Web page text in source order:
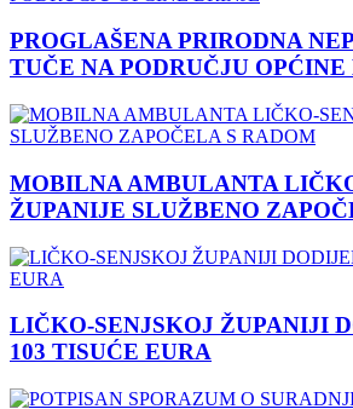
PROGLAŠENA PRIRODNA
TUČE NA PODRUČJU OPĆINE
MOBILNA AMBULANTA
ŽUPANIJE SLUŽBENO
LIČKO-SENJSKOJ ŽUPANIJI
103 TISUĆE EURA